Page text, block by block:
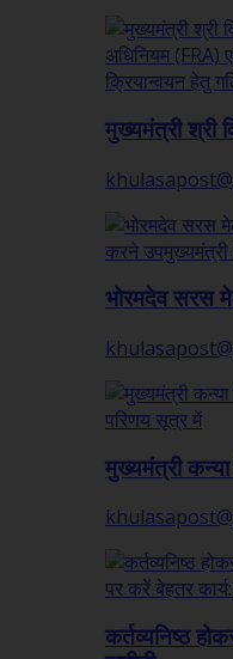
मुख्यमंत्री श्री
भोरमदेव सरस
मुख्यमंत्री
कर्तव्यनिष्ठ